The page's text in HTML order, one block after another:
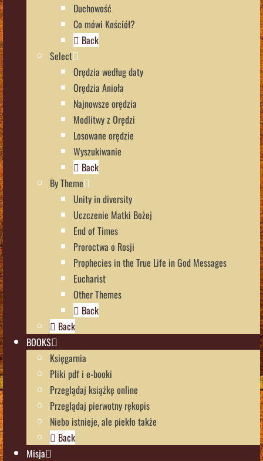
Duchowość
Co mówi Kościół?
Back
Select
Orędzia według daty
Orędzia Anioła
Najnowsze orędzia
Modlitwy z Orędzi
Losowane orędzie
Wyszukiwanie
Back
By Theme
Unity in diversity
Uczczenie Matki Bożej
End of Times
Proroctwa o Rosji
Prophecies in the True Life in God Messages
Eucharist
Other Themes
Back
Back
BOOKS
Księgarnia
Pliki pdf i e-booki
Przeglądaj książkę online
Przeglądaj pierwotny rękopis
Niebo istnieje, ale piekło także
Back
Misja